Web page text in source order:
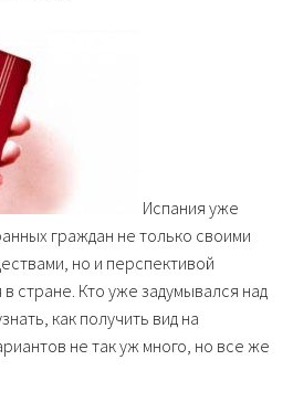
Испания уже
граждан не только своими
но и перспективой
стране. Кто уже задумывался над
как получить вид на
не так уж много, но все же